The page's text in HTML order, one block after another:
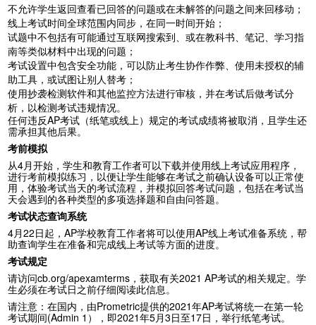
不允许学生返回查看已回答的问题或在未解答的问题之间来回移动；
线上考试时间全球范围内同步，在同一时间开始；
试题中不包括有可能通过互联网搜索到、或在教科书、笔记、学习指
南等类似材料中出现的问题；
考试设置中包含安全功能，可以防止考生协作作弊、使用未授权的辅
助工具，或试图让别人替考；
使用抄袭检测软件和其他监控方法进行审核，并在考试后做考试分
析，以检测考试违规情况。
任何违反AP考试（纸笔或线上）规定的考试成绩将被取消，且学生还
需承担其他后果。
考前模拟
从4月开始，学生和教育工作者可以下载并使用线上考试应用程序，
进行考前模拟练习，以便让学生能够在考试之前确认设备可以正常使
用，体验考试当天的考试流程，并模拟回答考试问题，包括在考试当
天会遇到的各种类型的多项选择题和自由问答题。
考试状态查询系统
4月22日起，AP学校教育工作者将可以使用AP线上考试准备系统，帮
助查询学生在准备和完成线上考试等方面的进度。
考试规定
请访问cb.org/apexamterms ，获取有关2021 AP考试的相关规定。学
生必须在考试日之前仔细阅读此信息。
请注意：在国内，由Prometric提供的2021年AP考试将统一在第一轮
考试期间(Admin 1 ），即2021年5月3日至17日，举行纸笔考试。